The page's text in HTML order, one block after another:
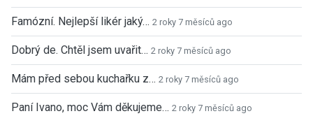
Famózní. Nejlepší likér jaký… 2 roky 7 měsíců ago
Dobrý de. Chtěl jsem uvařit… 2 roky 7 měsíců ago
Mám před sebou kuchařku z… 2 roky 7 měsíců ago
Paní Ivano, moc Vám děkujeme… 2 roky 7 měsíců ago